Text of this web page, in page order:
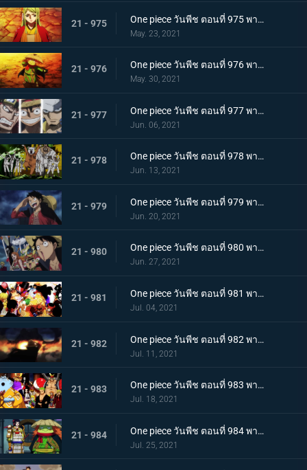
21 - 975 One piece วันพีช ตอนที่ 975 พากย์ไทย ปราสาทลุกเป็นไฟ! โชคชะตาของตระกูลโคสึกิ!
May. 23, 2021
21 - 976 One piece วันพีช ตอนที่ 976 พากย์ไทย กลับสู่ปัจจุบัน! 20 ปีต่อมา
May. 30, 2021
21 - 977 One piece วันพีช ตอนที่ 977 พากย์ไทย ทะเลมีไว้สำหรับโจรสลัด! บุก! มุ่งสู่โอนิกาชิมะ
Jun. 06, 2021
21 - 978 One piece วันพีช ตอนที่ 978 พากย์ไทย รุ่นที่เลวร้ายที่สุดมาแล้ว! การต่อสู้กลางทะเลอันดุเดือด
Jun. 13, 2021
21 - 979 One piece วันพีช ตอนที่ 979 พากย์ไทย โชคดีงั้นรึ!? แผนการของคินเอม่อน
Jun. 20, 2021
21 - 980 One piece วันพีช ตอนที่ 980 พากย์ไทย สัญญาแห่งน้ำตา! โมโมโนะสุเกะถูกลักพาตัว
Jun. 27, 2021
21 - 981 One piece วันพีช ตอนที่ 981 พากย์ไทย พวกพ้องคนใหม่! ชายชาตรีแห่งท้องทะเล จินเบ!
Jul. 04, 2021
21 - 982 One piece วันพีช ตอนที่ 982 พากย์ไทย ไพ่ตายของไคโด หกล่องนภาปรากฏตัว
Jul. 11, 2021
21 - 983 One piece วันพีช ตอนที่ 983 พากย์ไทย เหล่าซามูไรเอาจริง! ขึ้นฝั่งเกาะโอนิกาชิมะ
Jul. 18, 2021
21 - 984 One piece วันพีช ตอนที่ 984 พากย์ไทย ลูฟี่อาละวาด ลอบเข้างานเลี้ยงของไคโด
Jul. 25, 2021